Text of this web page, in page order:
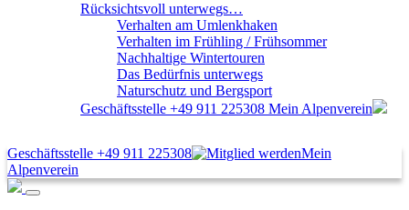
Rücksichtsvoll unterwegs…
Verhalten am Umlenkhaken
Verhalten im Frühling / Frühsommer
Nachhaltige Wintertouren
Das Bedürfnis unterwegs
Naturschutz und Bergsport
Geschäftsstelle +49 911 225308 Mein Alpenverein
Geschäftsstelle +49 911 225308
Mein
Alpenverein